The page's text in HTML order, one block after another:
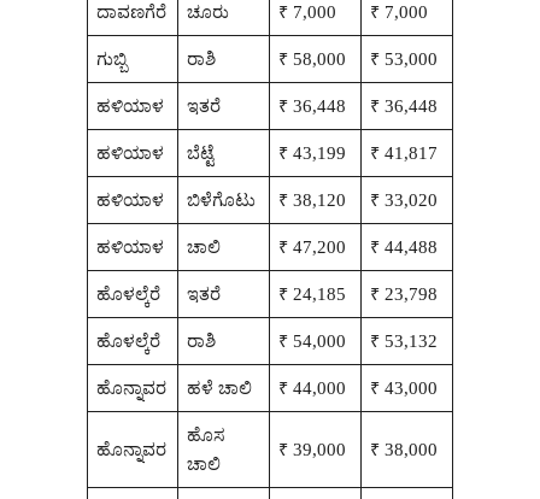
ದಾವಣಗೆರೆ ಚೂರು ₹ 7,000 ₹ 7,000
ಗುಬ್ಬಿ ರಾಶಿ ₹ 58,000 ₹ 53,000
ಹಳಿಯಾಳ ಇತರೆ ₹ 36,448 ₹ 36,448
ಹಳಿಯಾಳ ಬೆಟ್ಟೆ ₹ 43,199 ₹ 41,817
ಹಳಿಯಾಳ ಬಿಳೆಗೊಟು ₹ 38,120 ₹ 33,020
ಹಳಿಯಾಳ ಚಾಲಿ ₹ 47,200 ₹ 44,488
ಹೊಳಲ್ಕೆರೆ ಇತರೆ ₹ 24,185 ₹ 23,798
ಹೊಳಲ್ಕೆರೆ ರಾಶಿ ₹ 54,000 ₹ 53,132
ಹೊನ್ನಾವರ ಹಳೆ ಚಾಲಿ ₹ 44,000 ₹ 43,000
ಹೊನ್ನಾವರ
ಹೊಸ
ಚಾಲಿ
₹ 39,000 ₹ 38,000